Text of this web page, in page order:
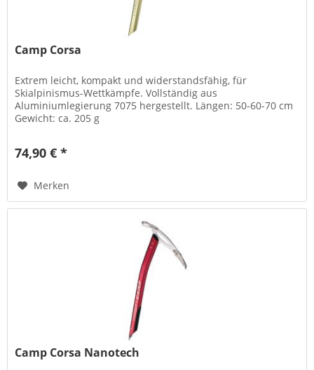
Camp Corsa
Extrem leicht, kompakt und widerstandsfähig, für
Skialpinismus-Wettkämpfe. Vollständig aus
Aluminiumlegierung 7075 hergestellt. Längen: 50-60-70 cm
Gewicht: ca. 205 g
74,90 € *
Merken
Camp Corsa Nanotech